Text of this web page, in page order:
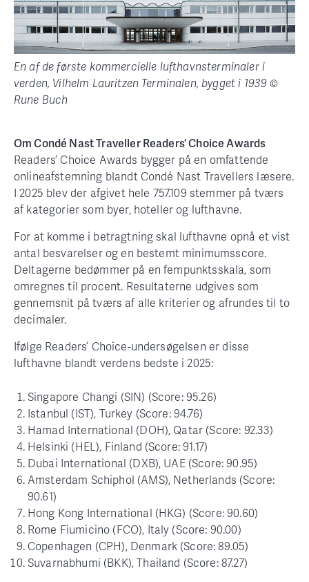
En af de første kommercielle lufthavnsterminaler i
verden, Vilhelm Lauritzen Terminalen, bygget i 1939 ©
Rune Buch
Om Condé Nast Traveller Readers’ Choice Awards
Readers’ Choice Awards bygger på en omfattende
onlineafstemning blandt Condé Nast Travellers læsere.
I 2025 blev der afgivet hele 757.109 stemmer på tværs
af kategorier som byer, hoteller og lufthavne.
For at komme i betragtning skal lufthavne opnå et vist
antal besvarelser og en bestemt minimumsscore.
Deltagerne bedømmer på en fempunktsskala, som
omregnes til procent. Resultaterne udgives som
gennemsnit på tværs af alle kriterier og afrundes til to
decimaler.
Ifølge Readers’ Choice-undersøgelsen er disse
lufthavne blandt verdens bedste i 2025:
Singapore Changi (SIN) (Score: 95.26)
Istanbul (IST), Turkey (Score: 94.76)
Hamad International (DOH), Qatar (Score: 92.33)
Helsinki (HEL), Finland (Score: 91.17)
Dubai International (DXB), UAE (Score: 90.95)
Amsterdam Schiphol (AMS), Netherlands (Score:
90.61)
Hong Kong International (HKG) (Score: 90.60)
Rome Fiumicino (FCO), Italy (Score: 90.00)
Copenhagen (CPH), Denmark (Score: 89.05)
Suvarnabhumi (BKK), Thailand (Score: 87.27)